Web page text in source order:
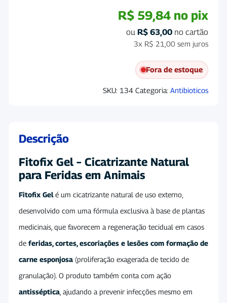
R$ 59,84 no pix
ou R$ 63,00 no cartão
3x R$ 21,00 sem juros
Fora de estoque
SKU: 134 Categoria: Antibioticos
Descrição
Fitofix Gel – Cicatrizante Natural
para Feridas em Animais
Fitofix Gelé um cicatrizante natural de uso externo,
desenvolvido com uma fórmula exclusiva à base de plantas
medicinais, que favorecem a regeneração tecidual em casos
de feridas, cortes, escoriações e lesões com formação de
carne esponjosa (proliferação exagerada de tecido de
granulação). O produto também conta com ação
antisséptica , ajudando a prevenir infecções mesmo em